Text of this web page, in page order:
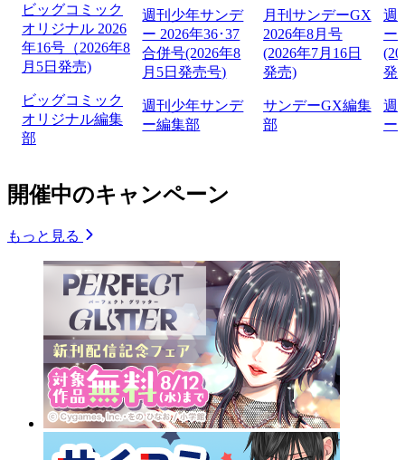
ビッグコミック
オリジナル 2026
年16号（2026年8
月5日発売)
ビッグコミック
オリジナル編集
部
週刊少年サンデ
ー 2026年36･37
合併号(2026年8
月5日発売号)
週刊少年サンデ
ー編集部
月刊サンデーGX
2026年8月号
(2026年7月16日
発売)
サンデーGX編集
部
週
ー
発
週
ー
開催中のキャンペーン
もっと見る